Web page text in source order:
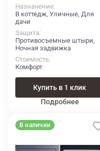
Назначение
В коттедж, Уличные, Для
дачи
Защита
Противосъемные штыри,
Ночная задвижка
Стоимость
Комфорт
Купить в 1 клик
Подробнее
В наличии